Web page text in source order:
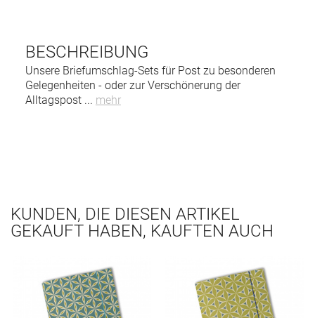
BESCHREIBUNG
Unsere Briefumschlag-Sets für Post zu besonderen
Gelegenheiten - oder zur Verschönerung der
Alltagspost ... mehr
KUNDEN, DIE DIESEN ARTIKEL
GEKAUFT HABEN, KAUFTEN AUCH